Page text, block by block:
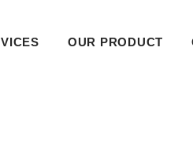
OUR PRODUCT